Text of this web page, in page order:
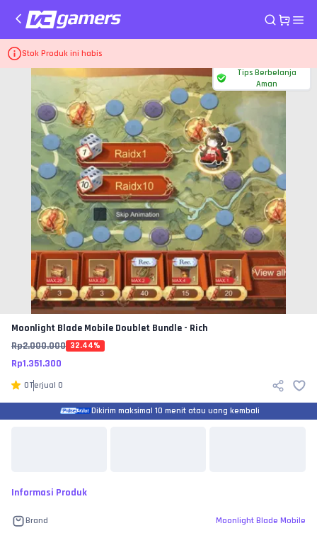
Stok Produk ini habis
Home Top Up Game Moonlight Blade Mobile
Tips Berbelanja
Aman
Moonlight Blade Mobile Doublet Bundle - Rich
Rp2.000.000 32.44%
Rp1.351.300
0Terjual 0
Dikirim maksimal 10 menit atau uang kembali
Informasi Produk
Brand Moonlight Blade Mobile